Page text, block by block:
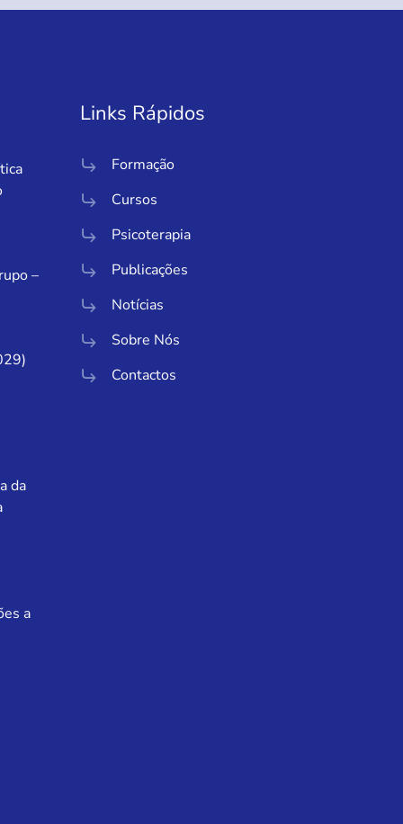
–
da
a
Links Rápidos
Formação
Cursos
Psicoterapia
Publicações
Notícias
Sobre Nós
Contactos